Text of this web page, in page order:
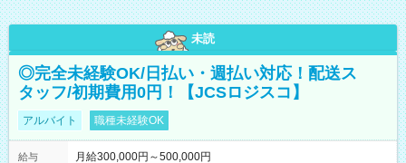
未読
◎完全未経験OK/日払い・週払い対応！配送ス
タッフ/初期費用0円！【JCSロジスコ】
アルバイト 職種未経験OK
給与 月給300,000円～500,000円